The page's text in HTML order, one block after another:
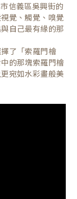
信義區吳興街的
覺、觸覺、嗅覺
自己最有緣的那
了「索羅門檜
的那塊索羅門檜
宛如水彩畫般美